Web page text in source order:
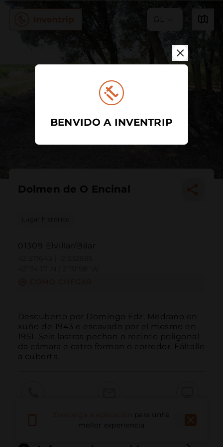
GL
Dolmen de O Encinal
Lugar histórico
01309 Elvillar/Bilar
Descuberto por Domingo Fdz. Medrano en
xuño de 1943 e escavado por el mesmo en
1951. Seis lastras pechan o recinto poligonal
da cámara e catro forman o corredor. Fáltalle
a cuberta.
Correo electrónicopara unha
mellor experiencia
BENVIDO A INVENTRIP